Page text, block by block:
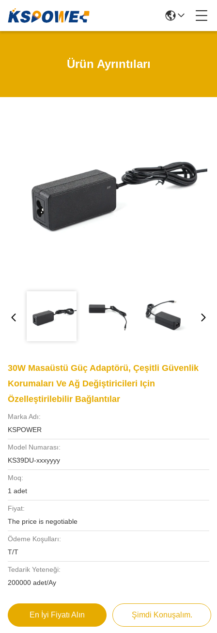
Ürün Ayrıntıları
30W Masaüstü Güç Adaptörü, Çeşitli Güvenlik
Korumaları Ve Ağ Değiştiricileri Için
Özelleştirilebilir Bağlantılar
Marka Adı:
KSPOWER
Model Numarası:
KS39DU-xxxyyyy
Moq:
1 adet
Fiyat:
The price is negotiable
Ödeme Koşulları:
T/T
Tedarik Yeteneği:
200000 adet/Ay
En İyi Fiyatı Alın Şimdi Konuşalım.